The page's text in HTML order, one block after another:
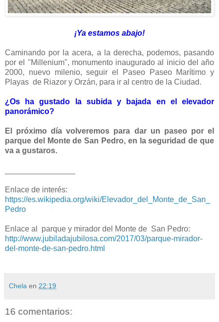
¡Ya estamos abajo!
Caminando por la acera, a la derecha, podemos, pasando
por el "Millenium", monumento inaugurado al inicio del año
2000, nuevo milenio, seguir el Paseo Paseo Marítimo y
Playas de Riazor y Orzán, para ir al centro de la Ciudad.
¿Os ha gustado la subida y bajada en el elevador
panorámico?
El próximo día volveremos para dar un paseo por el
parque del Monte de San Pedro, en la seguridad de que
va a gustaros.
Enlace de interés:
https://es.wikipedia.org/wiki/Elevador_del_Monte_de_San_
Pedro
Enlace al parque y mirador del Monte de San Pedro:
http://www.jubiladajubilosa.com/2017/03/parque-mirador-
del-monte-de-san-pedro.html
Chela en 22:19
16 comentarios: